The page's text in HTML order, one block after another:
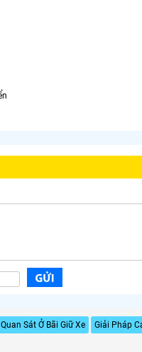
Sát Ở Bãi Giữ Xe Giải Pháp